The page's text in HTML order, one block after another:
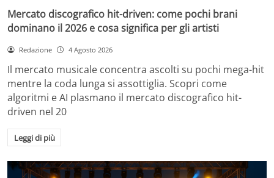
Mercato discografico hit-driven: come pochi brani
dominano il 2026 e cosa significa per gli artisti
Redazione 4 Agosto 2026
Il mercato musicale concentra ascolti su pochi mega-hit
mentre la coda lunga si assottiglia. Scopri come
algoritmi e AI plasmano il mercato discografico hit-
driven nel 20
Leggi di più